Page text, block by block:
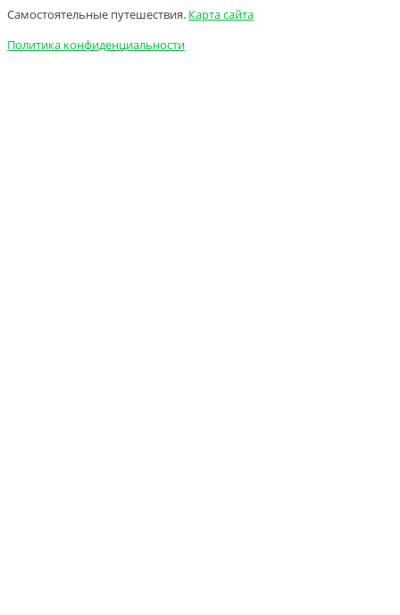
Самостоятельные путешествия. Карта сайта
Политика конфиденциальности